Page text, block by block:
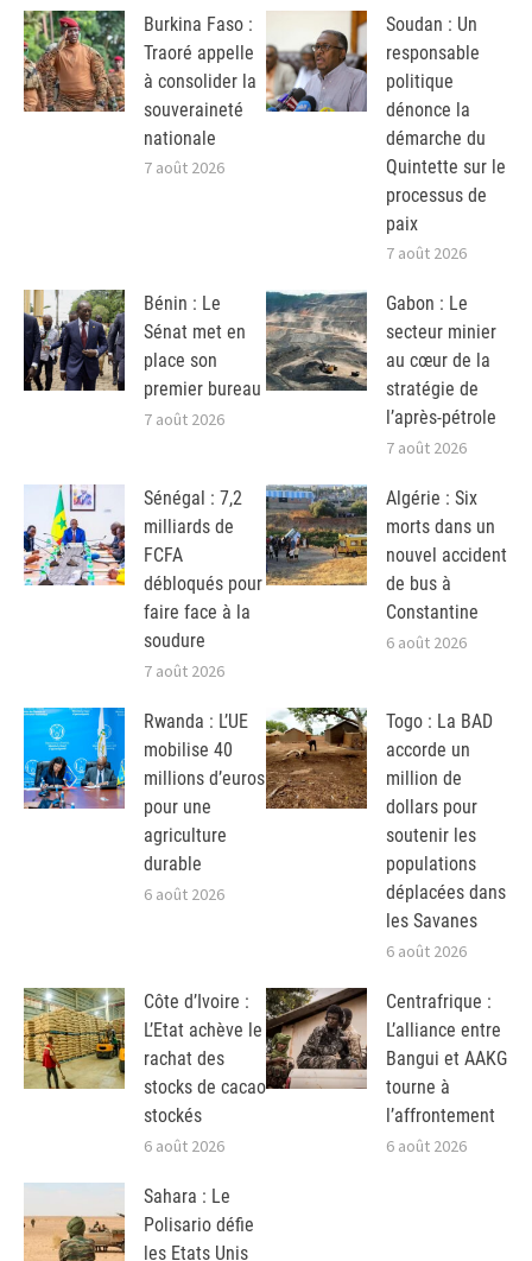
Burkina Faso :
Traoré appelle
à consolider la
souveraineté
nationale
7 août 2026
Soudan : Un
responsable
politique
dénonce la
démarche du
Quintette sur le
processus de
paix
7 août 2026
Bénin : Le
Sénat met en
place son
premier bureau
7 août 2026
Gabon : Le
secteur minier
au cœur de la
stratégie de
l’après-pétrole
7 août 2026
Sénégal : 7,2
milliards de
FCFA
débloqués pour
faire face à la
soudure
7 août 2026
Algérie : Six
morts dans un
nouvel accident
de bus à
Constantine
6 août 2026
Rwanda : L’UE
mobilise 40
millions d’euros
pour une
agriculture
durable
6 août 2026
Togo : La BAD
accorde un
million de
dollars pour
soutenir les
populations
déplacées dans
les Savanes
6 août 2026
Côte d’Ivoire :
L’Etat achève le
rachat des
stocks de cacao
stockés
6 août 2026
Centrafrique :
L’alliance entre
Bangui et AAKG
tourne à
l’affrontement
6 août 2026
Sahara : Le
Polisario défie
les Etats Unis